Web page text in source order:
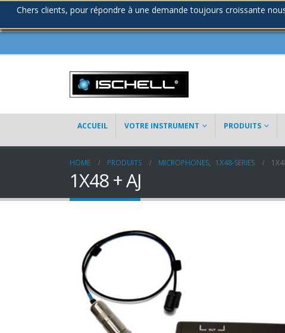
Chers clients, pour répondre à une demande toujours croissante
ACCUEIL VOTRE INSTRUMENT PRODUITS
HOME PRODUITS MICROPHONES, 1X48-SERIES
1X48 + AJ